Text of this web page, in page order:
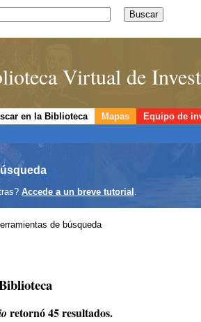
Virtual de
en la Biblioteca Mapas Equipo de
Accede a un breve tutorial .
de búsqueda
retornó 45 resultados.